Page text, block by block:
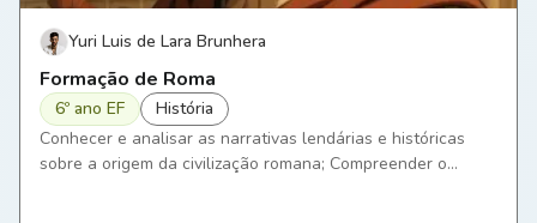
Yuri Luis de Lara Brunhera
Formação de Roma
6º ano EF
História
Conhecer e analisar as narrativas lendárias e históricas
sobre a origem da civilização romana; Compreender o